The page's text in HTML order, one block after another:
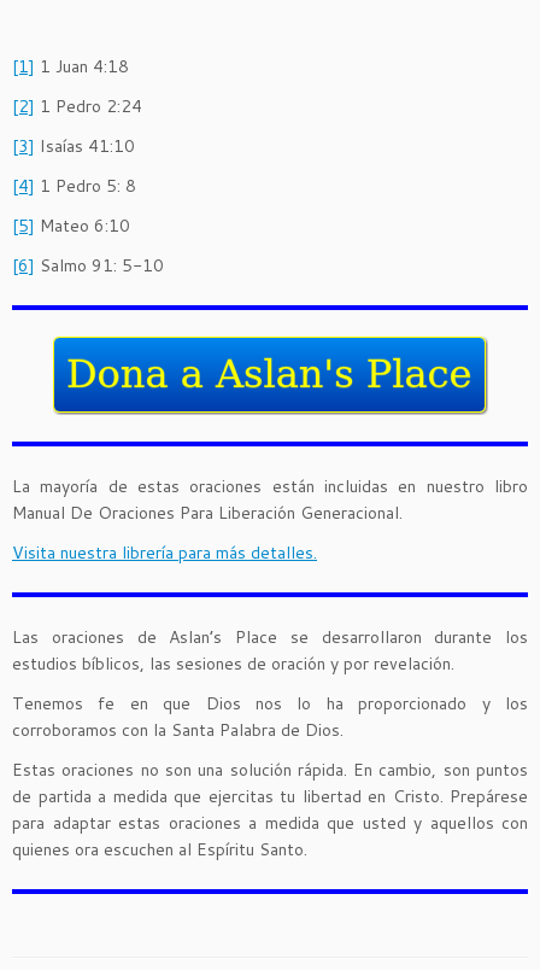
[1] 1 Juan 4:18
[2] 1 Pedro 2:24
[3] Isaías 41:10
[4] 1 Pedro 5: 8
[5] Mateo 6:10
[6] Salmo 91: 5-10
La mayoría de estas oraciones están incluidas en nuestro libro
Manual De Oraciones Para Liberación Generacional.
Visita nuestra librería para más detalles.
Las oraciones de Aslan’s Place se desarrollaron durante los
estudios bíblicos, las sesiones de oración y por revelación.
Tenemos fe en que Dios nos lo ha proporcionado y los
corroboramos con la Santa Palabra de Dios.
Estas oraciones no son una solución rápida. En cambio, son puntos
de partida a medida que ejercitas tu libertad en Cristo. Prepárese
para adaptar estas oraciones a medida que usted y aquellos con
quienes ora escuchen al Espíritu Santo.